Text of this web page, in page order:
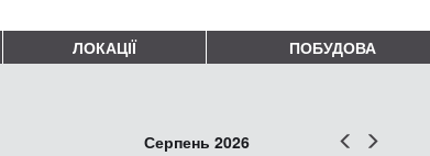
ЛОКАЦІЇ ПОБУДОВА
Попер
Серпень 2026